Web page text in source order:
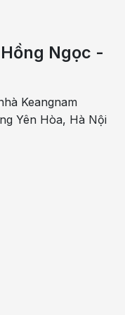
cho đại tràng
Ngọc -
Keangnam
Yên Hòa, Hà Nội